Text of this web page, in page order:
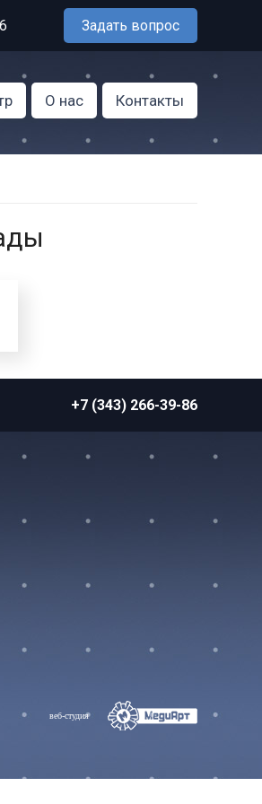
Задать вопрос
О нас Контакты
+7 (343) 266-39-86
веб-студия